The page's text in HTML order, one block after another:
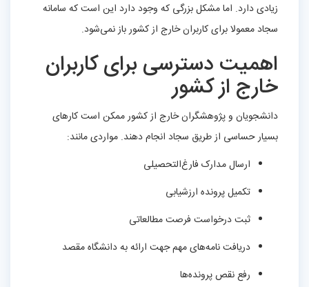
زیادی دارد. اما مشکل بزرگی که وجود دارد این است که سامانه
سجاد معمولا برای کاربران خارج از کشور باز نمی‌شود.
اهمیت دسترسی برای کاربران
خارج از کشور
دانشجویان و پژوهشگران خارج از کشور ممکن است کارهای
بسیار حساسی از طریق سجاد انجام دهند. مواردی مانند:
ارسال مدارک فارغ‌التحصیلی
تکمیل پرونده ارزشیابی
ثبت درخواست فرصت مطالعاتی
دریافت نامه‌های مهم جهت ارائه به دانشگاه مقصد
رفع نقص پرونده‌ها